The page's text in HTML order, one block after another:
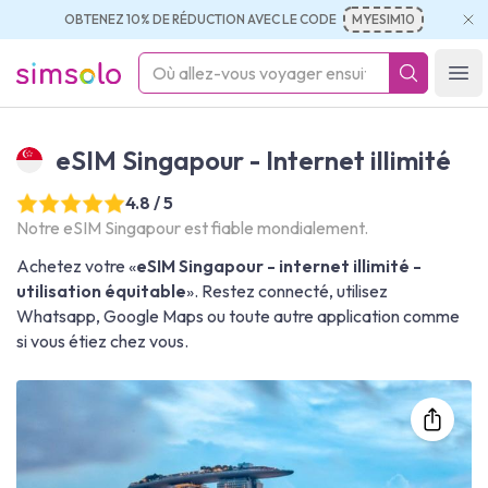
OBTENEZ 10% DE RÉDUCTION AVEC LE CODE MYESIM10
simsolo
eSIM Singapour - Internet illimité
4.8 / 5
Notre eSIM Singapour est fiable mondialement.
Achetez votre «eSIM Singapour - internet illimité -
utilisation équitable». Restez connecté, utilisez
Whatsapp, Google Maps ou toute autre application comme
si vous étiez chez vous.